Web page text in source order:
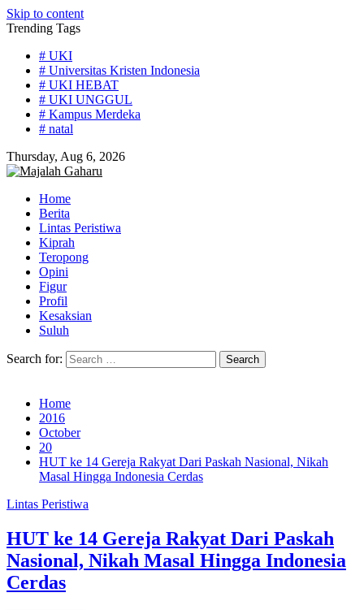
Skip to content
Trending Tags
# UKI
# Universitas Kristen Indonesia
# UKI HEBAT
# UKI UNGGUL
# Kampus Merdeka
# natal
Thursday, Aug 6, 2026
Home
Berita
Lintas Peristiwa
Kiprah
Teropong
Opini
Figur
Profil
Kesaksian
Suluh
Search for:
Home
2016
October
20
HUT ke 14 Gereja Rakyat Dari Paskah Nasional, Nikah
Masal Hingga Indonesia Cerdas
Lintas Peristiwa
HUT ke 14 Gereja Rakyat Dari Paskah
Nasional, Nikah Masal Hingga Indonesia
Cerdas